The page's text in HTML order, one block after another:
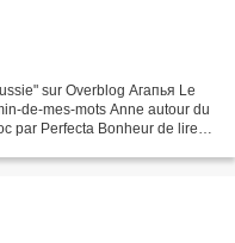
sur Overblog Агапья Le
de-mes-mots Anne autour du
par Perfecta Bonheur de lire